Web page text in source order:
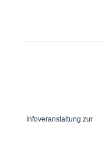
Infoveranstaltung zur